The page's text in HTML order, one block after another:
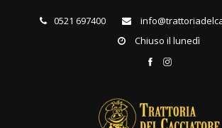
0521 697400
Chiuso il lunedì